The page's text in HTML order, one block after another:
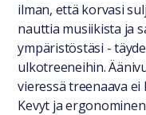
ilman, että korvasi
nauttia musiikista ja
ympäristöstäsi -
ulkotreeneihin.
vieressä treenaava
Kevyt ja